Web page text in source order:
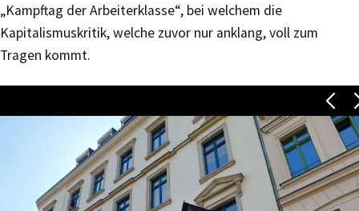
„Kampftag der Arbeiterklasse“, bei welchem die
Kapitalismuskritik, welche zuvor nur anklang, voll zum
Tragen kommt.